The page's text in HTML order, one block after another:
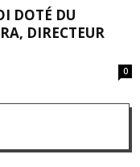
DOTÉ DU
DIRECTEUR
0